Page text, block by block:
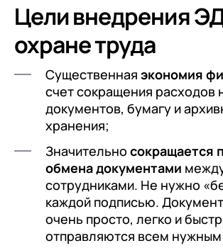
Цели внедрения
охране труда
Существенная экономия
счет сокращения расходов
документов, бумагу и
хранения;
Значительно сокращается
обмена документами
сотрудниками. Не нужно
каждой подписью.
очень просто, легко и
отправляются всем нужным